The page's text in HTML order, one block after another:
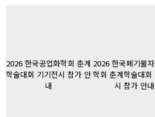
2026 한국공업화학회 춘계
학술대회 기기전시 참가 안
내
2026 한국폐기물
학회 춘계학술대회
시 참가 안내